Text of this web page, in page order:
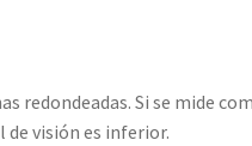
redondeadas. Si se mide
de visión es inferior.